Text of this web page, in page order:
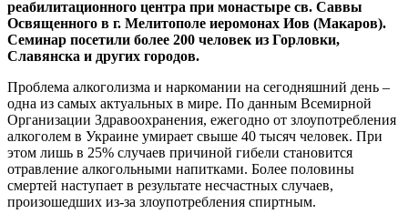
реабилитационного центра при монастыре св. Саввы
Освященного в г. Мелитополе иеромонах Иов (Макаров).
Семинар посетили более 200 человек из Горловки,
Славянска и других городов.
Проблема алкоголизма и наркомании на сегодняшний день –
одна из самых актуальных в мире. По данным Всемирной
Организации Здравоохранения, ежегодно от злоупотребления
алкоголем в Украине умирает свыше 40 тысяч человек. При
этом лишь в 25% случаев причиной гибели становится
отравление алкогольными напитками. Более половины
смертей наступает в результате несчастных случаев,
произошедших из-за злоупотребления спиртным.